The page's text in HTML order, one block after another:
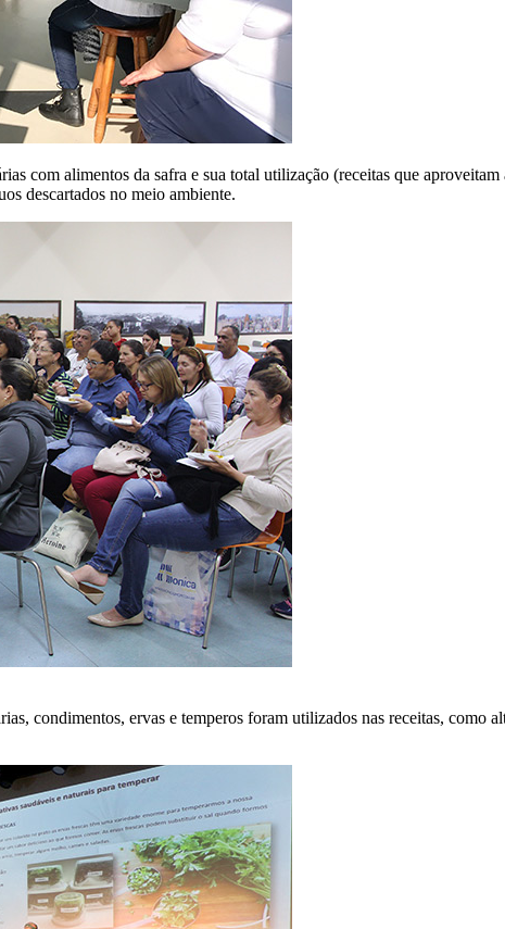
com alimentos da safra e sua total utilização (receitas que
descartados no meio ambiente.
condimentos, ervas e temperos foram utilizados nas receitas, como